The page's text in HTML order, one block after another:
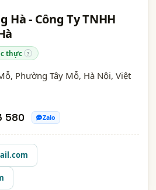
Hà - Công Ty TNHH
thực ?
Phường Tây Mỗ, Hà Nội, Việt
580 Zalo